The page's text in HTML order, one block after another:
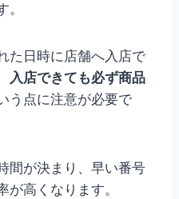
た日時に店舗へ入店で
入店できても必ず商品
う点に注意が必要で
間が決まり、早い番号
が高くなります。